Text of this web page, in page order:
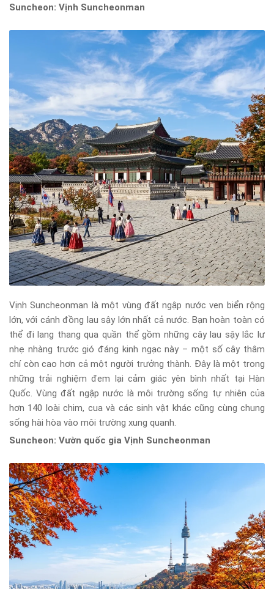
Suncheon: Vịnh Suncheonman
Vịnh Suncheonman là một vùng đất ngập nước ven biển rộng
lớn, với cánh đồng lau sậy lớn nhất cả nước. Bạn hoàn toàn có
thể đi lang thang qua quần thể gồm những cây lau sậy lắc lư
nhẹ nhàng trước gió đáng kinh ngạc này – một số cây thâm
chí còn cao hơn cả một người trưởng thành. Đây là một trong
những trải nghiệm đem lại cảm giác yên bình nhất tại Hàn
Quốc. Vùng đất ngập nước là môi trường sống tự nhiên của
hơn 140 loài chim, cua và các sinh vật khác cũng cùng chung
sống hài hòa vào môi trường xung quanh.
Suncheon: Vườn quốc gia Vịnh Suncheonman